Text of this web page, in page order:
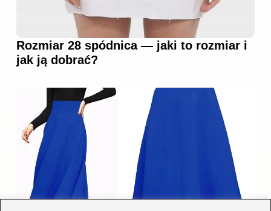
Rozmiar 28 spódnica — jaki to rozmiar i
jak ją dobrać?